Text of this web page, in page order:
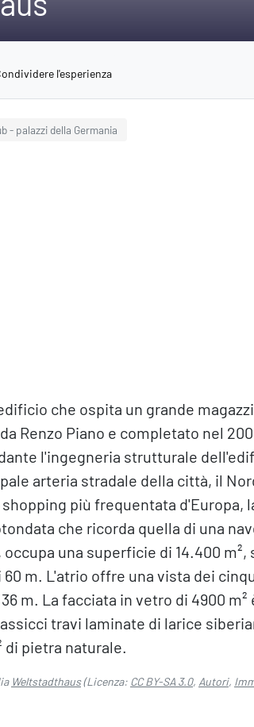
l'esperienza
- palazzi della Germania
che ospita un grande
Renzo Piano e completato nel
l'ingegneria strutturale
arteria stradale della città, il
più frequentata d'Europa,
che ricorda quella di una
una superficie di 14.400 m²,
60 m. L'atrio offre una vista dei
m. La facciata in vetro di 4900
travi laminate di larice
di pietra naturale.
Weltstadthaus(Licenza: CC BY-SA 3.0, Autori,